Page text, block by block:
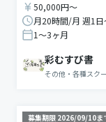
50,000円〜
月20時間/月 週1
1〜3ヶ月
彩むすび書
その他・各種スク
募集期限 2026/09/10ま